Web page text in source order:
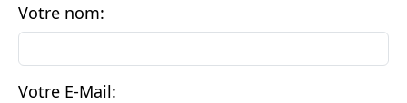
Votre nom:
Votre E-Mail: